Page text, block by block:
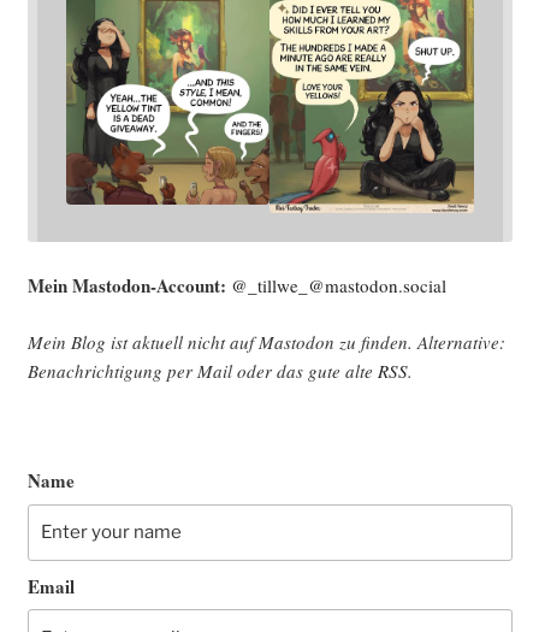
Mein Mast­o­don-Account: @_tillwe_@mastodon.social
Mein Blog ist aktu­ell nicht auf Mast­o­don zu fin­den. Alter­na­ti­ve:
Benach­rich­ti­gung per Mail oder das gute alte RSS.
Name
Email